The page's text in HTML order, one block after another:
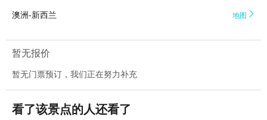
澳洲-新西兰 地图 
暂无报价
暂无门票预订，我们正在努力补充
看了该景点的人还看了